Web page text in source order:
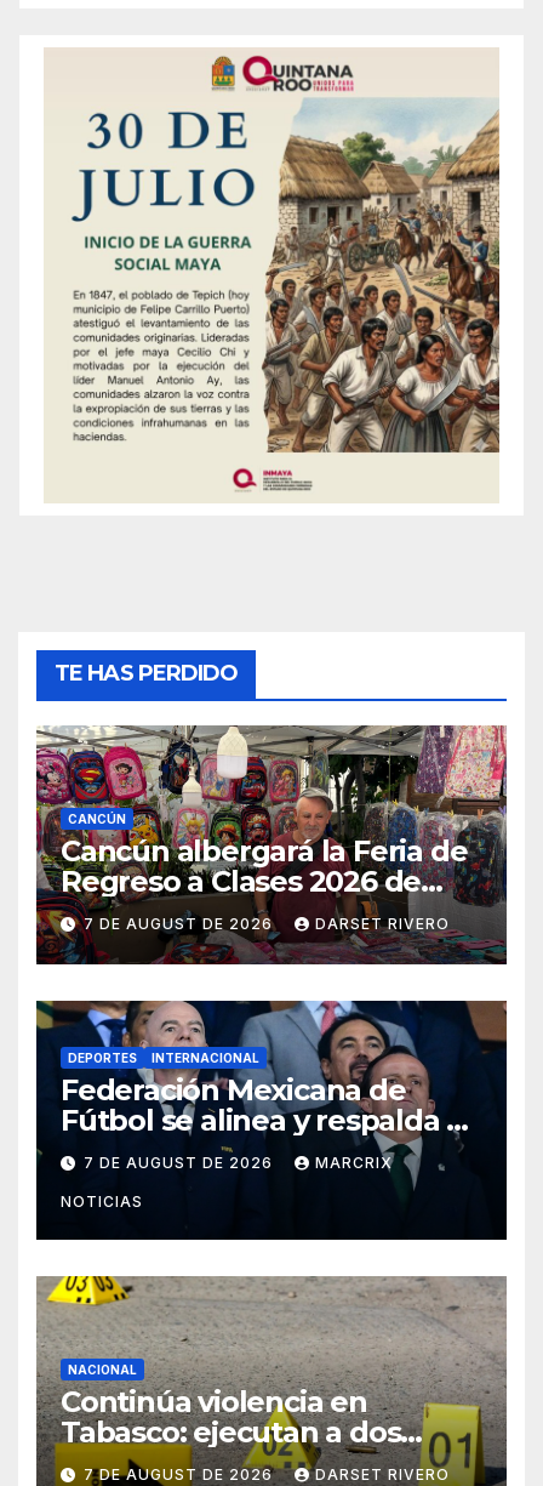
TE HAS PERDIDO
CANCÚN
Cancún albergará la Feria de
Regreso a Clases 2026 de
Profeco del 14 al 16 de agosto
7 DE AUGUST DE 2026 DARSET RIVERO
DEPORTES INTERNACIONAL
Federación Mexicana de
Fútbol se alinea y respalda a
Infantino en medio de la
polémica
7 DE AUGUST DE 2026 MARCRIX
NOTICIAS
NACIONAL
Continúa violencia en
Tabasco: ejecutan a dos
hombres en Nacajuca
7 DE AUGUST DE 2026 DARSET RIVERO